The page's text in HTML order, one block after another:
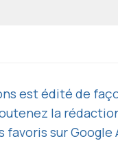
est édité de
la
favoris sur Google